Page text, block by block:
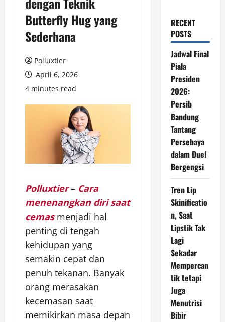
Butterfly Hug yang
Sederhana
Polluxtier
April 6, 2026
4 minutes read
Polluxtier– Cara
menenangkan diri saat
cemasmenjadi hal
penting di tengah
kehidupan yang
semakin cepat dan
penuh tekanan. Banyak
orang merasakan
kecemasan saat
memikirkan masa depan
RECENT
POSTS
Jadwal Final
Piala
Presiden
2026:
Persib
Bandung
Tantang
Persebaya
dalam Duel
Bergengsi
Tren Lip
Skinificatio
n, Saat
Lipstik Tak
Lagi
Sekadar
Mempercan
tik tetapi
Juga
Menutrisi
Bibir